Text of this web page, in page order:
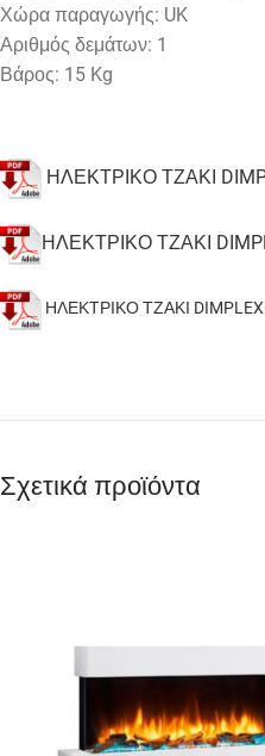
Χώρα παραγωγής: UK
Αριθμός δεμάτων: 1
Βάρος: 15 Kg
ΗΛΕΚΤΡΙΚΟ ΤΖΑΚΙ
ΗΛΕΚΤΡΙΚΟ ΤΖΑΚΙ
ΗΛΕΚΤΡΙΚΟ ΤΖΑΚΙ DIMPLEX
Σχετικά προϊόντα